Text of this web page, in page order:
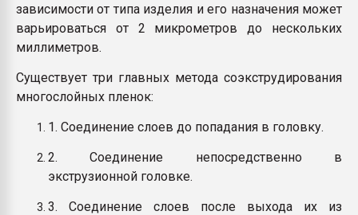
зависимости от типа изделия и его назначения может
варьироваться от 2 микрометров до нескольких
миллиметров.
Существует три главных метода соэкструдирования
многослойных пленок:
1. Соединение слоев до попадания в головку.
2. Соединение непосредственно в
экструзионной головке.
3. Соединение слоев после выхода их из